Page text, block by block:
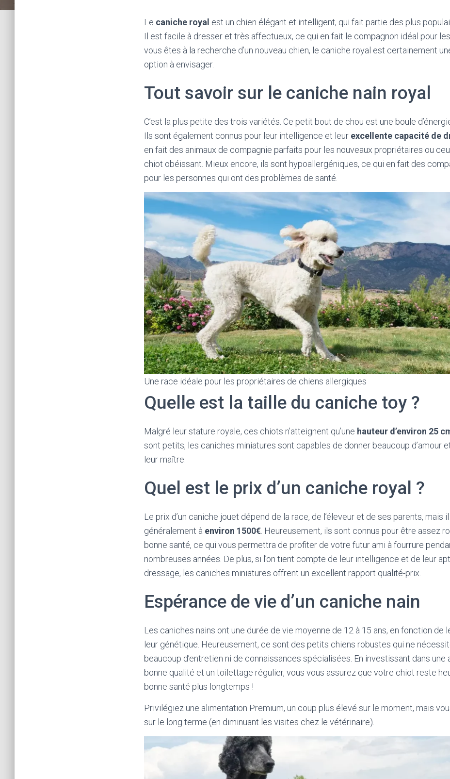
Le caniche royal est un chien élégant et intelligent, qui fait partie des plus
Il est facile à dresser et très affectueux, ce qui en fait le compagnon idéal pour
vous êtes à la recherche d’un nouveau chien, le caniche royal est certainement
option à envisager.
Tout savoir sur le caniche nain royal
C’est la plus petite des trois variétés. Ce petit bout de chou est une boule
Ils sont également connus pour leur intelligence et leur excellente capacité de
en fait des animaux de compagnie parfaits pour les nouveaux propriétaires ou
chiot obéissant. Mieux encore, ils sont hypoallergéniques, ce qui en fait des
pour les personnes qui ont des problèmes de santé.
Une race idéale pour les propriétaires de chiens allergiques
Quelle est la taille du caniche toy ?
Malgré leur stature royale, ces chiots n’atteignent qu’une hauteur d’environ 25
sont petits, les caniches miniatures sont capables de donner beaucoup d’amour
leur maître.
Quel est le prix d’un caniche royal ?
Le prix d’un caniche jouet dépend de la race, de l’éleveur et de ses parents, mais
généralement à environ 1500€ . Heureusement, ils sont connus pour être assez
bonne santé, ce qui vous permettra de profiter de votre futur ami à fourrure
nombreuses années. De plus, si l’on tient compte de leur intelligence et de leur
dressage, les caniches miniatures offrent un excellent rapport qualité-prix.
Espérance de vie d’un caniche nain
Les caniches nains ont une durée de vie moyenne de 12 à 15 ans, en fonction de
leur génétique. Heureusement, ce sont des petits chiens robustes qui ne
beaucoup d’entretien ni de connaissances spécialisées. En investissant dans une
bonne qualité et un toilettage régulier, vous vous assurez que votre chiot reste
bonne santé plus longtemps !
Privilégiez une alimentation Premium, un coup plus élevé sur le moment, mais
sur le long terme (en diminuant les visites chez le vétérinaire).